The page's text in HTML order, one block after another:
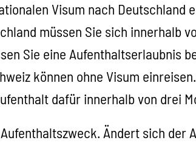
Visum nach Deutschland
müssen Sie sich innerhalb
Sie eine Aufenthaltserlaubnis
können ohne Visum
dafür innerhalb von drei
Ändert sich der